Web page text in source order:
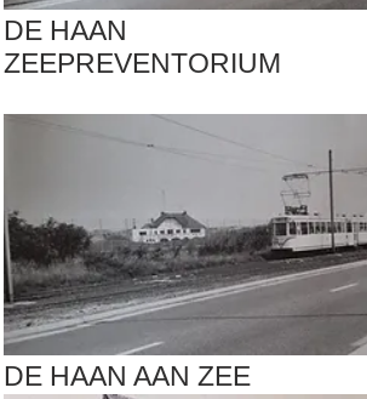
DE HAAN
ZEEPREVENTORIUM
DE HAAN AAN ZEE